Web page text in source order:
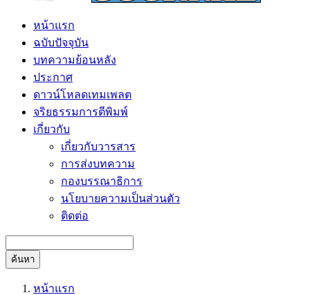
หน้าแรก
ฉบับปัจจุบัน
บทความย้อนหลัง
ประกาศ
ดาวน์โหลดเทมเพลต
จริยธรรมการตีพิมพ์
เกี่ยวกับ
เกี่ยวกับวารสาร
การส่งบทความ
กองบรรณาธิการ
นโยบายความเป็นส่วนตัว
ติดต่อ
ค้นหา
หน้าแรก